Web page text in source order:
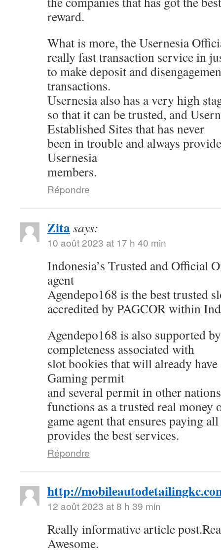
reward.
What is more, the Usernesia
really fast transaction service in
to make deposit and
transactions.
Usernesia also has a very high
so that it can be trusted, and
Established Sites that has never
been in trouble and always
Usernesia
members.
Répondre
Zitasays:
10 août 2023 at 17 h 40 min
Indonesia’s Trusted and Official
agent
Agendepo168 is the best trusted
accredited by PAGCOR within
Agendepo168 is also supported
completeness associated with
slot bookies that will already
Gaming permit
and several permit in other
functions as a trusted real money
game agent that ensures paying
provides the best services.
Répondre
http://
12 août 2023 at 8 h 39 min
Really informative article
Awesome.